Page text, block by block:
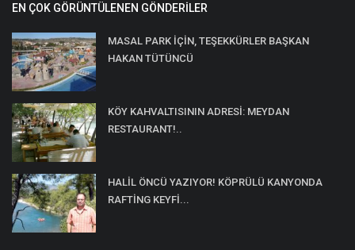
EN ÇOK GÖRÜNTÜLENEN GÖNDERILER
MASAL PARK İÇİN, TEŞEKKÜRLER BAŞKAN
HAKAN TÜTÜNCÜ
KÖY KAHVALTISININ ADRESİ: MEYDAN
RESTAURANT!..
HALİL ÖNCÜ YAZIYOR! KÖPRÜLÜ KANYONDA
RAFTİNG KEYFİ...